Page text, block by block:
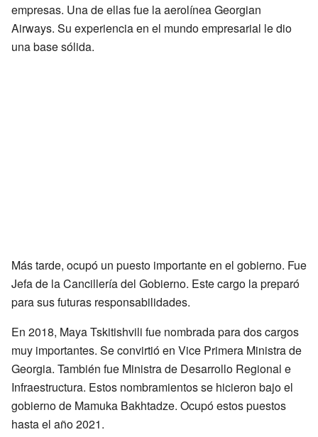
empresas. Una de ellas fue la aerolínea Georgian
Airways. Su experiencia en el mundo empresarial le dio
una base sólida.
Más tarde, ocupó un puesto importante en el gobierno. Fue
Jefa de la Cancillería del Gobierno. Este cargo la preparó
para sus futuras responsabilidades.
En 2018, Maya Tskitishvili fue nombrada para dos cargos
muy importantes. Se convirtió en Vice Primera Ministra de
Georgia. También fue Ministra de Desarrollo Regional e
Infraestructura. Estos nombramientos se hicieron bajo el
gobierno de Mamuka Bakhtadze. Ocupó estos puestos
hasta el año 2021.